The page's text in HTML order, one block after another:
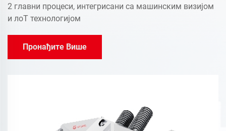
2 главни процеси, интегрисани са машинским визијом
и лоТ технологијом
Пронађите Више